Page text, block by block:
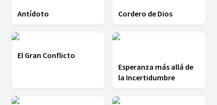
Antídoto Cordero de Dios
El Gran Conflicto
Esperanza más allá de
la Incertidumbre